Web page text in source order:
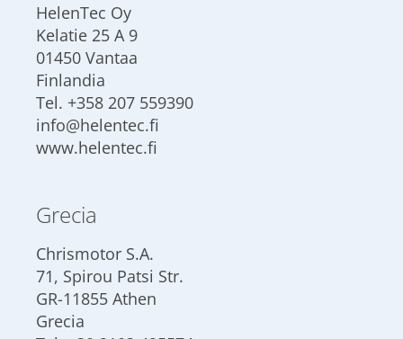
HelenTec Oy
Kelatie 25 A 9
01450 Vantaa
Finlandia
Tel. +358 207 559390
info@helentec.fi
www.helentec.fi
Grecia
Chrismotor S.A.
71, Spirou Patsi Str.
GR-11855 Athen
Grecia